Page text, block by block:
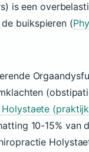
is een
buikspieren (
10-15% van